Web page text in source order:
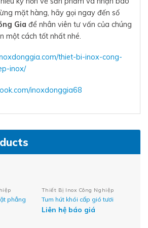
mặt hàng, hãy gọi ngay đến số
Gia để nhân viên tư vấn của chúng
một cách tốt nhất nhé.
thiet-bi-inox-cong-
inox/
inoxdonggia68
phẳng
Thiết Bị Inox Công Nghiệp
Tum hút khói cấp gió tươi
Liên hệ báo giá